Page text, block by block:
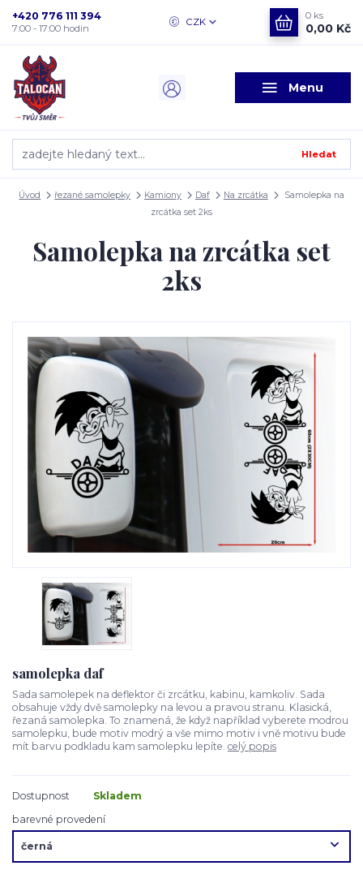
Menu
CZK
Hledat
+420 776 111 394
7:00 - 17:00 hodin
0 ks
0,00 Kč
Úvod řezané samolepky Kamiony Daf Na zrcátka
Samolepka na
zrcátka set 2ks
Samolepka na zrcátka set
2ks
samolepka daf
Sada samolepek na deflektor či zrcátku, kabinu, kamkoliv. Sada
obsahuje vždy dvě samolepky na levou a pravou stranu. Klasická,
řezaná samolepka. To znamená, že když například vyberete modrou
samolepku, bude motiv modrý a vše mimo motiv i vně motivu bude
mít barvu podkladu kam samolepku lepíte. celý popis
Dostupnost
Skladem
barevné provedení